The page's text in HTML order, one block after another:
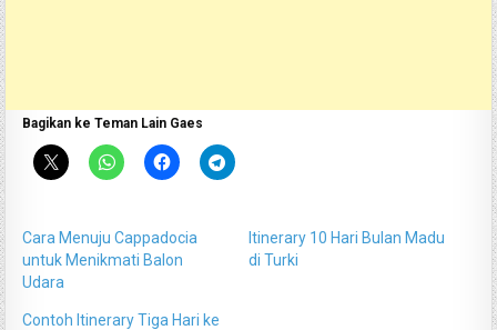
Bagikan ke Teman Lain Gaes
Cara Menuju Cappadocia
untuk Menikmati Balon
Udara
Itinerary 10 Hari Bulan Madu
di Turki
Contoh Itinerary Tiga Hari ke